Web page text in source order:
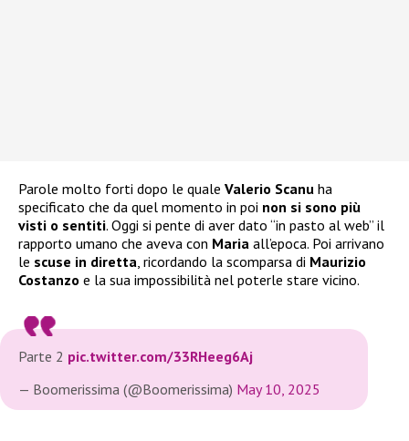
Parole molto forti dopo le quale Valerio Scanu ha
specificato che da quel momento in poi non si sono più
visti o sentiti. Oggi si pente di aver dato “in pasto al web” il
rapporto umano che aveva con Maria all’epoca. Poi arrivano
le scuse in diretta, ricordando la scomparsa di Maurizio
Costanzo e la sua impossibilità nel poterle stare vicino.
Parte 2 pic.twitter.com/33RHeeg6Aj
— Boomerissima (@Boomerissima) May 10, 2025